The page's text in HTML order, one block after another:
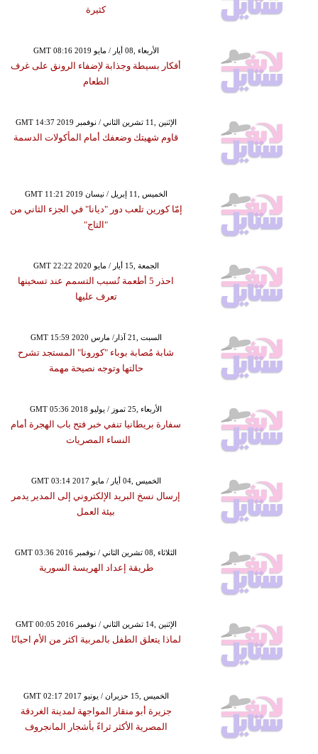
كثيرة
GMT 08:16 2019 الأربعاء ,08 أيار / مايو
أفكار بسيطة وجذابة لإضفاء الرونق على غرف
الطعام
GMT 14:37 2019 الإثنين ,11 تشرين الثاني / نوفمبر
قاوم شهيتك وضعفك أمام المأكولات الدسمة
GMT 11:21 2019 الخميس ,11 إبريل / نيسان
إمّا كورين تلعب دور "ديانا" في الجزء الثاني من
"التاج"
GMT 22:22 2020 الجمعة ,15 أيار / مايو
احذر 5 أطعمة تُسبب التسمم عند تسخينها
تعرف عليها
GMT 15:59 2020 السبت ,21 آذار/ مارس
شابة مُصابة بوباء "كورونا" المستجد تشرح
حالتها وتوجه نصيحة مهمة
GMT 05:36 2018 الأربعاء ,25 تموز / يوليو
سفارة بريطانيا تنفي خبر فتح باب الهجرة أمام
النساء المصريات
GMT 03:14 2017 الخميس ,04 أيار / مايو
إرسال نسخ البريد الإلكتروني إلى المدير يدمر
بيئة العمل
GMT 03:36 2016 الثلاثاء ,08 تشرين الثاني / نوفمبر
طريقة إعداد الهريسة السورية
GMT 00:05 2016 الإثنين ,14 تشرين الثاني / نوفمبر
لماذا يتعلق الطفل بالمربية اكثر من الأم احيانًا
GMT 02:17 2017 الخميس ,15 حزيران / يونيو
جزيرة أبو منقار المواجهة لمدينة الغردقة
المصرية الأكثر ثراءً بأشجار المانجروف